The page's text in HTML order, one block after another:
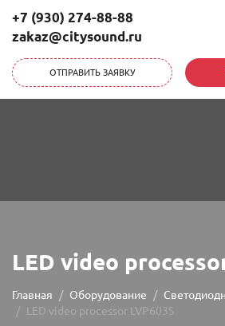
+7 (930) 274-88-88
zakaz@citysound.ru
ОТПРАВИТЬ ЗАЯВКУ
LED video
Главная Оборудование
LED video processor LVP603S